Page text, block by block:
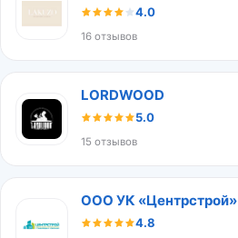
4.0
16 отзывов
LORDWOOD
5.0
15 отзывов
ООО УК «Центрстрой»
4.8